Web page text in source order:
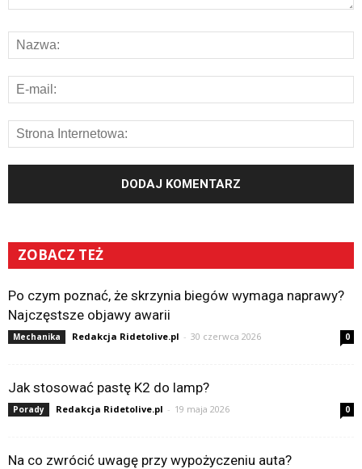
ZOBACZ TEŻ
Po czym poznać, że skrzynia biegów wymaga naprawy?
Najczęstsze objawy awarii
Mechanika Redakcja Ridetolive.pl - 30 czerwca 2026 0
Jak stosować pastę K2 do lamp?
Porady Redakcja Ridetolive.pl - 19 maja 2026 0
Na co zwrócić uwagę przy wypożyczeniu auta?